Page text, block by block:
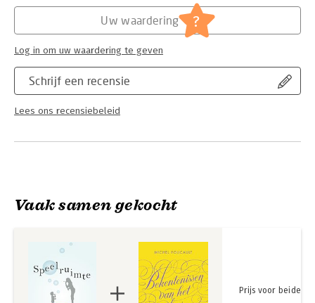
Schrijf een recensie
Lees ons recensiebeleid
Uw waardering ?
Log in om uw waardering te geven
Vaak samen gekocht
Prijs voor beide